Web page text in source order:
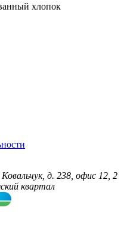
хлопок
Ковальчук, д. 238, офис 12, 2
квартал